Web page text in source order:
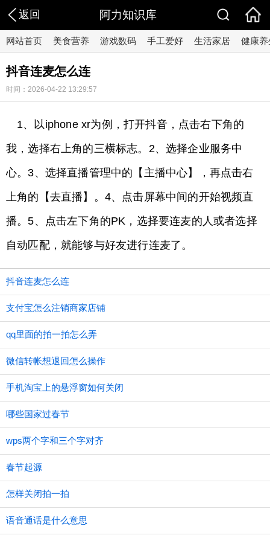
返回 阿力知识库
网站首页 美食营养 游戏数码 手工爱好 生活家居 健康养
抖音连麦怎么连
时间：2026-04-22 13:29:57
1、以iphone xr为例，打开抖音，点击右下角的
我，选择右上角的三横标志。2、选择企业服务中
心。3、选择直播管理中的【主播中心】，再点击右
上角的【去直播】。4、点击屏幕中间的开始视频直
播。5、点击左下角的PK，选择要连麦的人或者选择
自动匹配，就能够与好友进行连麦了。
抖音连麦怎么连
支付宝怎么注销商家店铺
qq里面的拍一拍怎么弄
微信转帐想退回怎么操作
手机淘宝上的悬浮窗如何关闭
哪些国家过春节
wps两个字和三个字对齐
春节起源
怎样关闭拍一拍
语音通话是什么意思